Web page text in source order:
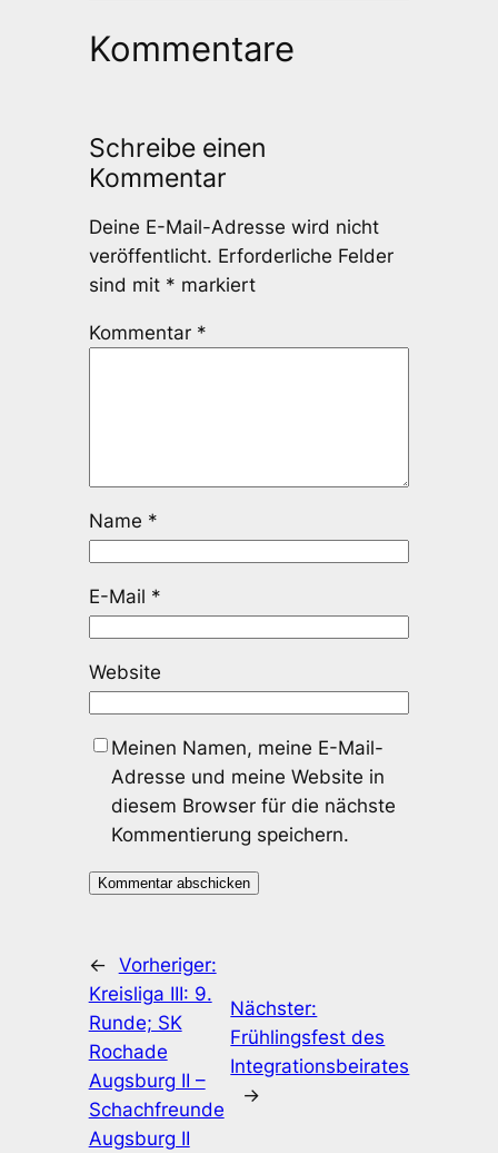
Kommentare
Schreibe einen
Kommentar
Deine E-Mail-Adresse wird nicht
veröffentlicht. Erforderliche Felder
sind mit * markiert
Kommentar *
Name *
E-Mail *
Website
Meinen Namen, meine E-Mail-
Adresse und meine Website in
diesem Browser für die nächste
Kommentierung speichern.
← Vorheriger:
Kreisliga III: 9.
Runde; SK
Rochade
Augsburg II –
Schachfreunde
Augsburg II
Nächster:
Frühlingsfest des
Integrationsbeirates
→